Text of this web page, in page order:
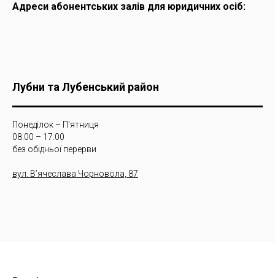
Адреси абонентських залів для юридичних осіб:
Лубни та Лубенський район
Понеділок – П'ятниця
08.00 – 17.00
без обідньої перерви
вул. Вʼячеслава Чорновола, 87